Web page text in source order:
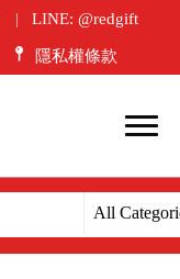
LINE: @redgift
隱私權條款